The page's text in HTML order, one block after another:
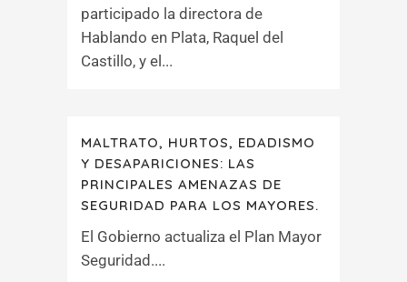
participado la directora de
Hablando en Plata, Raquel del
Castillo, y el...
MALTRATO, HURTOS, EDADISMO
Y DESAPARICIONES: LAS
PRINCIPALES AMENAZAS DE
SEGURIDAD PARA LOS MAYORES.
El Gobierno actualiza el Plan Mayor
Seguridad....